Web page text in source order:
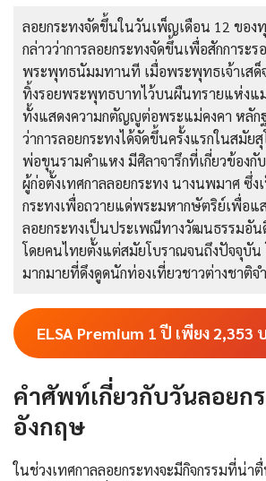
ลอยกระทงจัดขึ้นในวันเพ็ญเดือน 12 ขอ
กล่าวว่าการลอยกระทงจัดขึ้นเพื่อสักการะ
พระพุทธนัมมทานที เมื่อพระพุทธเจ้าเสด็
ทิ้งรอยพระพุทธบาทไว้บนผืนทรายแห่ง
ทั้งแสดงความกตัญญูต่อพระแม่คงคา หลัก
ว่าการลอยกระทงได้จัดขึ้นครั้งแรกในสมัย
พ่อขุนรามคำแหง มีศิลาจารึกที่เกี่ยวข้องกั
ผู้ก่อตั้งเทศกาลลอยกระทง นางนพมาศ ซึ่
กระทงเพื่อถวายแด่พระมหากษัตริย์เพื่อแ
ลอยกระทงเป็นประเพณีทางวัฒนธรรมอั
โดยคนไทยตั้งแต่สมัยโบราณจนถึงปัจจุบัน
มากมายที่ดึงดูดนักท่องเที่ยวชาวต่างชาติจ
ELSA Premium 1 ปี เพียง2,353
คําศัพท์เกี่ยวกับวันลอยก
อังกฤษ
ในช่วงเทศกาลลอยกระทงจะมีกิจกรรมที่น่า